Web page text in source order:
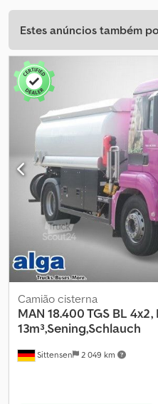
Estes anúncios também
Sittensen 2 049 km
Camião cisterna
MAN 18.400 TGS BL
13m³,Sening,Schlauch